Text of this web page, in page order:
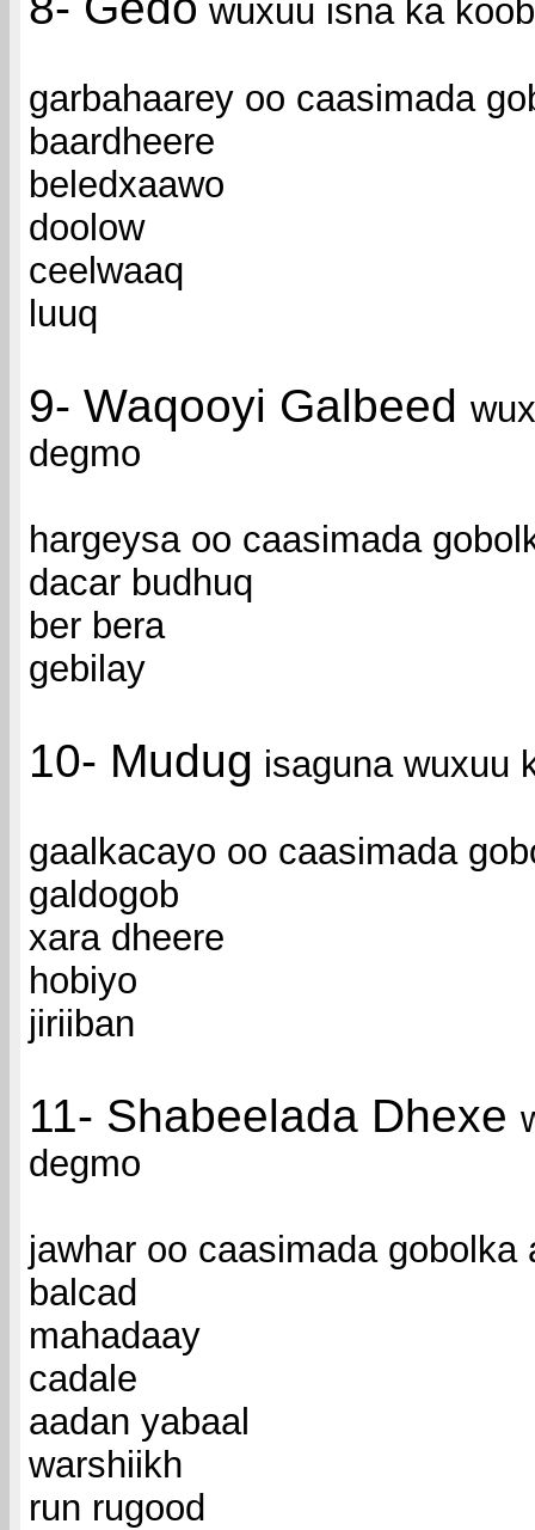
wuxuu isna ka
garbahaarey oo caasimada
baardheere
beledxaawo
doolow
ceelwaaq
luuq
9- Waqooyi Galbeed
degmo
hargeysa oo caasimada
dacar budhuq
ber bera
gebilay
10- Mudug isaguna wuxuu
gaalkacayo oo caasimada
galdogob
xara dheere
hobiyo
jiriiban
11- Shabeelada Dhexe
degmo
jawhar oo caasimada
balcad
mahadaay
cadale
aadan yabaal
warshiikh
run rugood